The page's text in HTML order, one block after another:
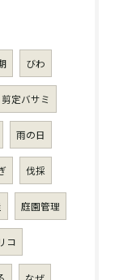
びわ
剪定バサミ
雨の日
伐採
庭園管理
コ